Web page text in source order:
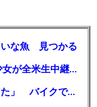
いな魚 見つかる
【MLB】「大谷は謙虚ではない」少女が全米生中継で突然の大谷翔平批判 サイン無視された過去明かす
【千葉】「みんなで走れて楽しかった」 バイクでバースデー集団暴走 男女５７人を書類送検 SNSで参加者募る